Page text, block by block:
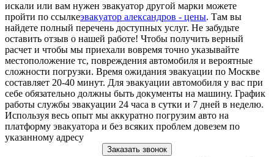
искали или вам нужен эвакуатор другой марки можете
пройти по ссылкеэвакуатор александров - цены. Там вы
найдете полный перечень доступных услуг. Не забудьте
оставить отзыв о нашей работе! Чтобы получить верный
расчет и чтобы мы приехали вовремя точно указывайте
местоположение тс, повреждения автомобиля и вероятные
сложности погрузки. Время ожидания эвакуации по Москве
составляет 20-40 минут. Для эвакуации автомобиля у вас при
себе обязательно должны быть документы на машину. График
работы службы эвакуации 24 часа в сутки и 7 дней в неделю.
Используя весь опыт мы аккуратно погрузим авто на
платформу эвакуатора и без всяких проблем довезем по
указанному адресу
Заказать звонок